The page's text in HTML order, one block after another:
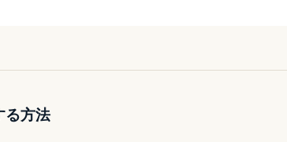
る方法